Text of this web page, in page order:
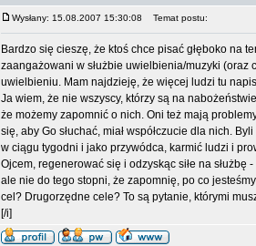
Wysłany: 15.08.2007 15:30:08 Temat postu:
Bardzo się cieszę, że ktoś chce pisać głęboko na
zaangażowani w służbie uwielbienia/muzyki (oraz
uwielbieniu. Mam najdzieję, że więcej ludzi tu
Ja wiem, że nie wszyscy, którzy są na
że możemy zapomnić o nich. Oni też mają
się, aby Go słuchać, miał współczucie dla nich.
w ciągu tygodni i jako przywódca, karmić ludzi i
Ojcem, regenerować się i odzyskąc siłe na
ale nie do tego stopni, że zapomnię, po co
cel? Drugorzędne cele? To są pytanie, którymi
[/i]